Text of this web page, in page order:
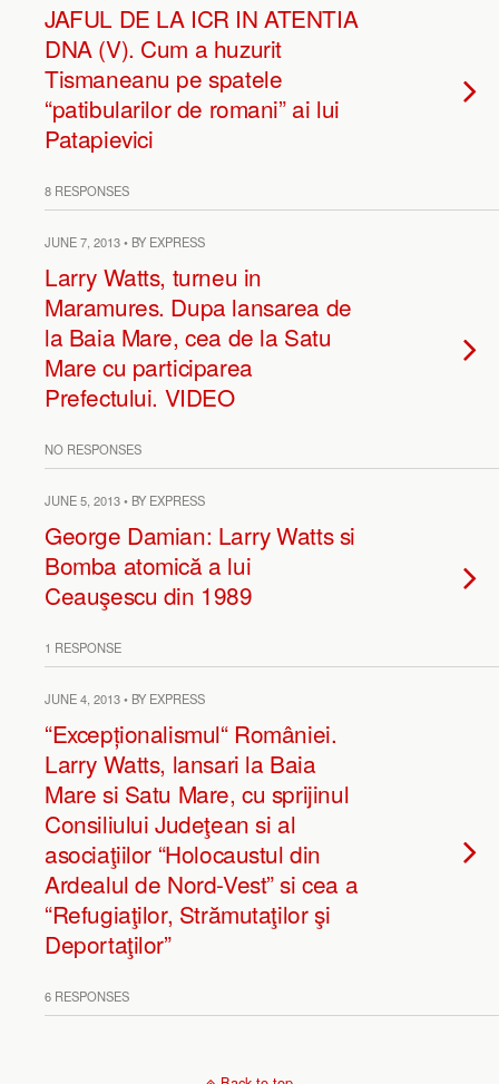
JAFUL DE LA ICR IN ATENTIA
DNA (V). Cum a huzurit
Tismaneanu pe spatele
“patibularilor de romani” ai lui
Patapievici
8 RESPONSES
JUNE 7, 2013 • BY EXPRESS
Larry Watts, turneu in
Maramures. Dupa lansarea de
la Baia Mare, cea de la Satu
Mare cu participarea
Prefectului. VIDEO
NO RESPONSES
JUNE 5, 2013 • BY EXPRESS
George Damian: Larry Watts si
Bomba atomică a lui
Ceauşescu din 1989
1 RESPONSE
JUNE 4, 2013 • BY EXPRESS
“Excepționalismul“ României.
Larry Watts, lansari la Baia
Mare si Satu Mare, cu sprijinul
Consiliului Judeţean si al
asociaţiilor “Holocaustul din
Ardealul de Nord-Vest” si cea a
“Refugiaţilor, Strămutaţilor şi
Deportaţilor”
6 RESPONSES